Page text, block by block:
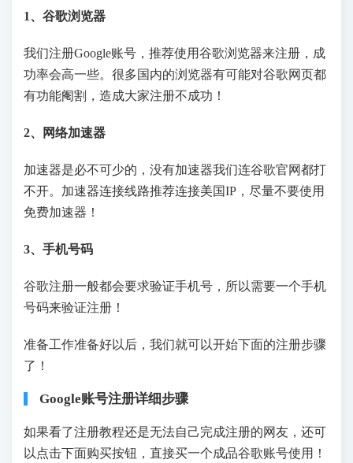
1、谷歌浏览器
我们注册Google账号，推荐使用谷歌浏览器来注册，成
功率会高一些。很多国内的浏览器有可能对谷歌网页都
有功能阉割，造成大家注册不成功！
2、网络加速器
加速器是必不可少的，没有加速器我们连谷歌官网都打
不开。加速器连接线路推荐连接美国IP，尽量不要使用
免费加速器！
3、手机号码
谷歌注册一般都会要求验证手机号，所以需要一个手机
号码来验证注册！
准备工作准备好以后，我们就可以开始下面的注册步骤
了！
Google账号注册详细步骤
如果看了注册教程还是无法自己完成注册的网友，还可
以点击下面购买按钮，直接买一个成品谷歌账号使用！